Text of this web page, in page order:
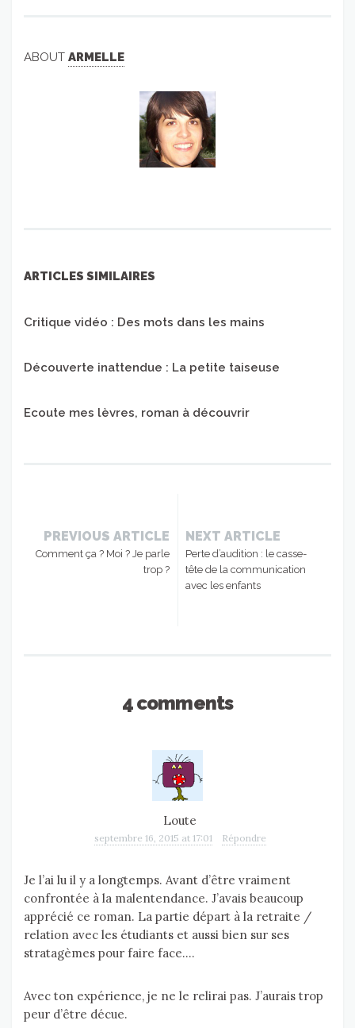
ABOUT ARMELLE
ARTICLES SIMILAIRES
Critique vidéo : Des mots dans les mains
Découverte inattendue : La petite taiseuse
Ecoute mes lèvres, roman à découvrir
PREVIOUS ARTICLE
Comment ça ? Moi ? Je parle
trop ?
NEXT ARTICLE
Perte d’audition : le casse-
tête de la communication
avec les enfants
4 comments
Loute
septembre 16, 2015 at 17:01 Répondre
Je l’ai lu il y a longtemps. Avant d’être vraiment
confrontée à la malentendance. J’avais beaucoup
apprécié ce roman. La partie départ à la retraite /
relation avec les étudiants et aussi bien sur ses
stratagèmes pour faire face….
Avec ton expérience, je ne le relirai pas. J’aurais trop
peur d’être décue.